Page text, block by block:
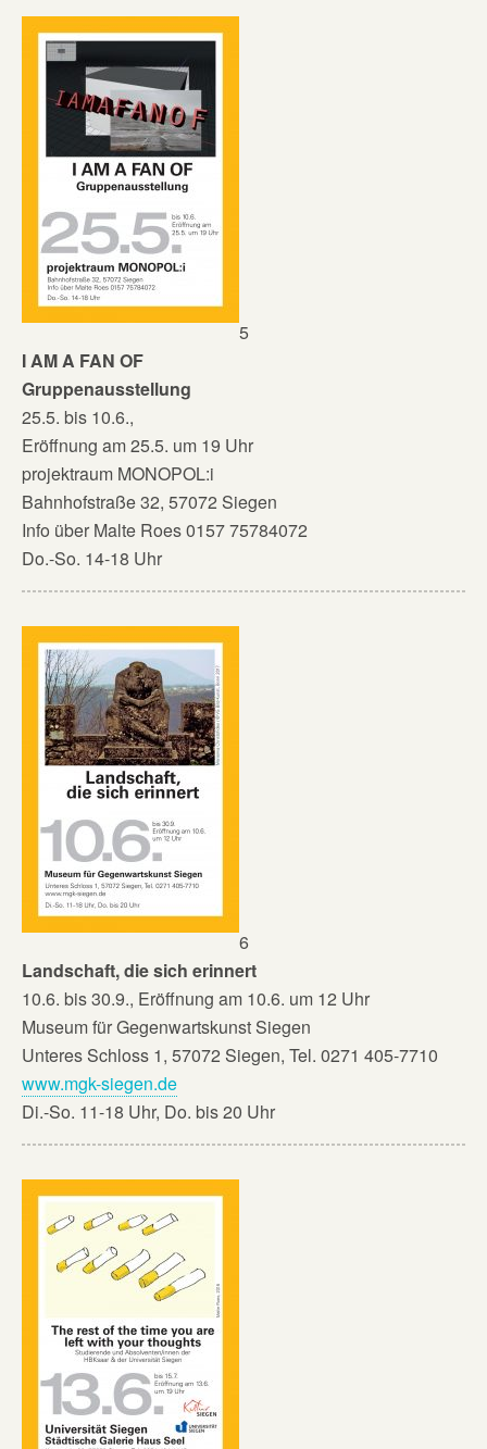
5
I AM A FAN OF
Gruppenausstellung
25.5. bis 10.6.,
Eröffnung am 25.5. um 19 Uhr
projektraum MONOPOL:i
Bahnhofstraße 32, 57072 Siegen
Info über Malte Roes 0157 75784072
Do.-So. 14-18 Uhr
6
Landschaft, die sich erinnert
10.6. bis 30.9., Eröffnung am 10.6. um 12 Uhr
Museum für Gegenwartskunst Siegen
Unteres Schloss 1, 57072 Siegen, Tel. 0271 405-7710
www.mgk-siegen.de
Di.-So. 11-18 Uhr, Do. bis 20 Uhr